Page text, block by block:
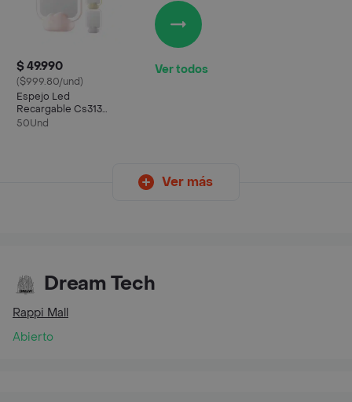
$ 49.990
($999.80/und)
Espejo Led
Recargable Cs313
Diseño Nube
50Und
Ver todos
Ver más
Dream Tech
Rappi Mall
Abierto